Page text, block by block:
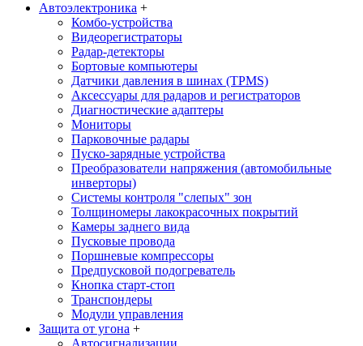
Автоэлектроника +
Комбо-устройства
Видеорегистраторы
Радар-детекторы
Бортовые компьютеры
Датчики давления в шинах (TPMS)
Аксессуары для радаров и регистраторов
Диагностические адаптеры
Мониторы
Парковочные радары
Пуско-зарядные устройства
Преобразователи напряжения (автомобильные
инверторы)
Системы контроля "слепых" зон
Толщиномеры лакокрасочных покрытий
Камеры заднего вида
Пусковые провода
Поршневые компрессоры
Предпусковой подогреватель
Кнопка старт-стоп
Транспондеры
Модули управления
Защита от угона +